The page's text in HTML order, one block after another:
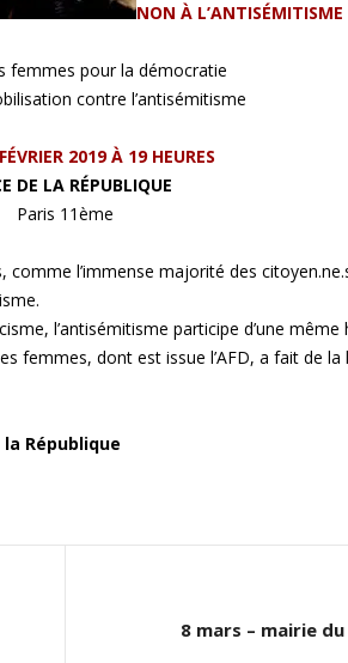
NON À L’ANTISÉMITISME
femmes pour la démocratie
contre l’antisémitisme
2019 À 19 HEURES
DE LA RÉPUBLIQUE
Paris 11ème
l’immense majorité des
l’antisémitisme participe d’une même
femmes, dont est issue l’AFD, a fait de
République
8 mars – mairie